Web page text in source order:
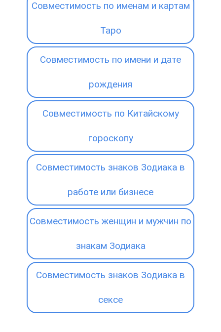
Совместимость по именам и картам
Таро
Совместимость по имени и дате
рождения
Совместимость по Китайскому
гороскопу
Совместимость знаков Зодиака в
работе или бизнесе
Совместимость женщин и мужчин по
знакам Зодиака
Совместимость знаков Зодиака в
сексе